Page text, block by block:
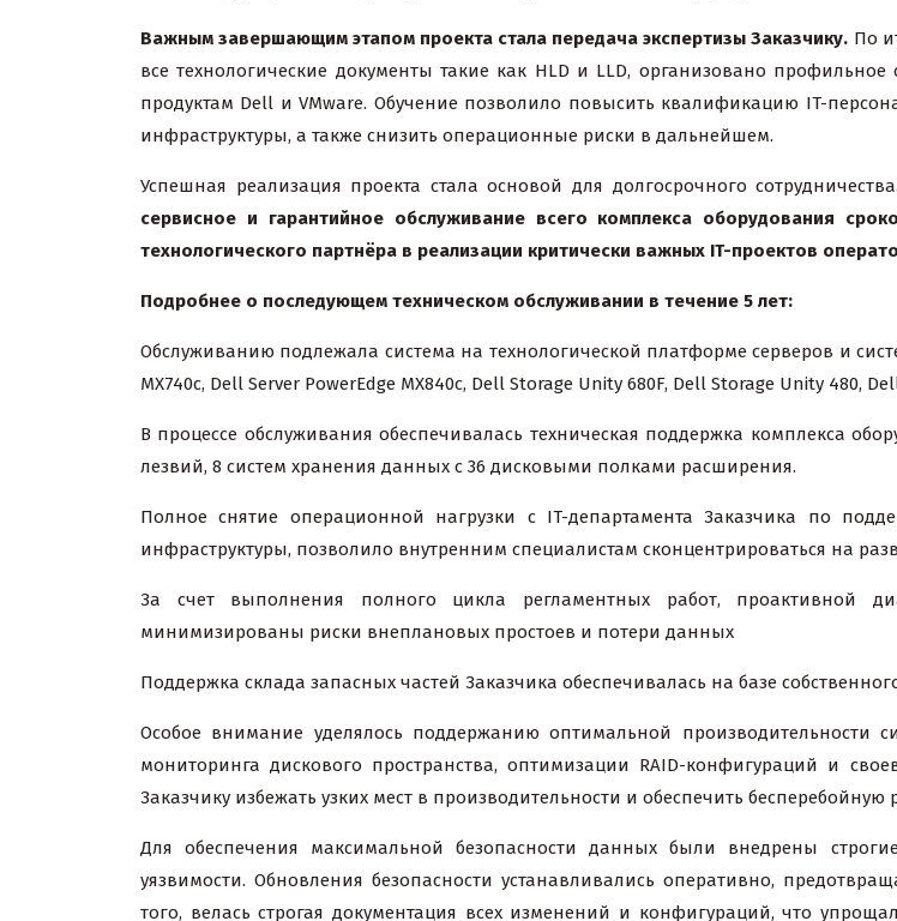
Важным завершающим этапом проекта стала передача экспертизы Заказчику. По
все технологические документы такие как HLD и LLD, организовано
продуктам Dell и VMware. Обучение позволило повысить квалификацию IT-
инфраструктуры, а также снизить операционные риски в дальнейшем.
Успешная реализация проекта стала основой для долгосрочного сотрудничества.
сервисное и гарантийное обслуживание всего комплекса оборудования
технологического партнёра в реализации критически важных IT-проектов
Подробнее о последующем техническом обслуживании в течение 5 лет:
Обслуживанию подлежала система на технологической платформе серверов и
MX740c, Dell Server PowerEdge MX840c, Dell Storage Unity 680F, Dell Storage Unity 480, Dell
В процессе обслуживания обеспечивалась техническая поддержка комплекса
лезвий, 8 систем хранения данных с 36 дисковыми полками расширения.
Полное снятие операционной нагрузки с IT-департамента Заказчика по
инфраструктуры, позволило внутренним специалистам сконцентрироваться на
За счет выполнения полного цикла регламентных работ, проактивной
минимизированы риски внеплановых простоев и потери данных
Поддержка склада запасных частей Заказчика обеспечивалась на базе
Особое внимание уделялось поддержанию оптимальной производительности
мониторинга дискового пространства, оптимизации RAID-конфигураций и
Заказчику избежать узких мест в производительности и обеспечить
Для обеспечения максимальной безопасности данных были внедрены
уязвимости. Обновления безопасности устанавливались оперативно,
того, велась строгая документация всех изменений и конфигураций, что